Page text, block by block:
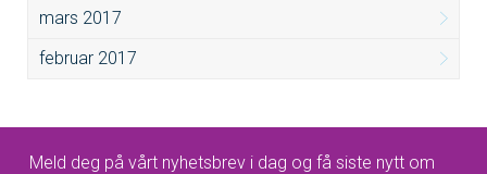
mars 2017
februar 2017
Meld deg på vårt nyhetsbrev i dag og få siste nytt om